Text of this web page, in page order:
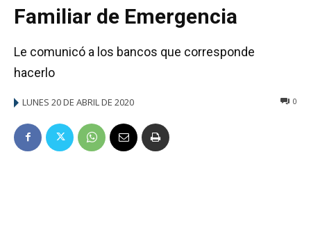
Familiar de Emergencia
Le comunicó a los bancos que corresponde
hacerlo
LUNES 20 DE ABRIL DE 2020 0